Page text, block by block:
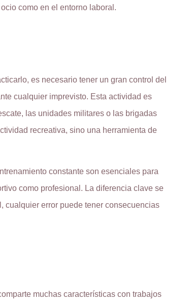
como en el entorno laboral.
es necesario tener un gran control del
cualquier imprevisto. Esta actividad es
las unidades militares o las brigadas
recreativa, sino una herramienta de
constante son esenciales para
como profesional. La diferencia clave se
cualquier error puede tener consecuencias
muchas características con trabajos